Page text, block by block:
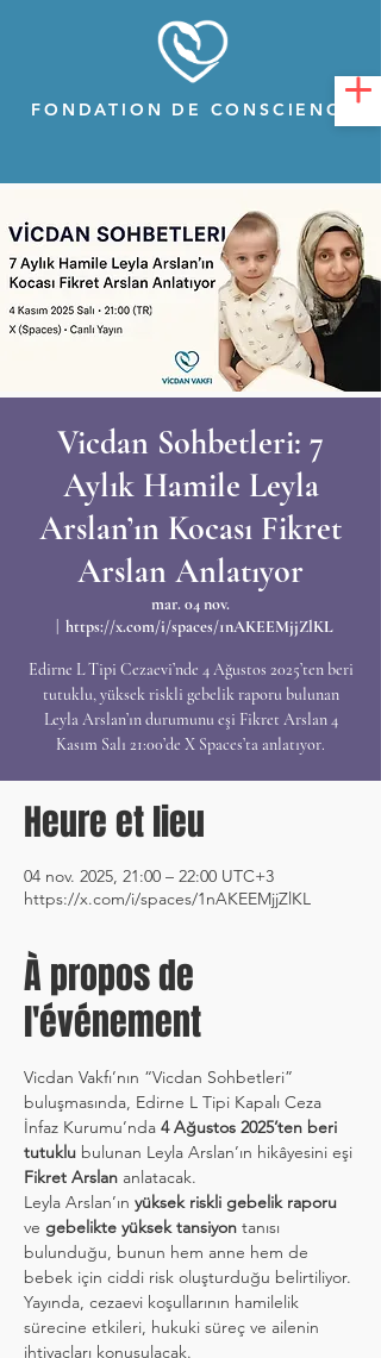
FONDATION DE CONSCIENCE
Vicdan Sohbetleri: 7
Aylık Hamile Leyla
Arslan’ın Kocası Fikret
Arslan Anlatıyor
mar. 04 nov.
https://x.com/i/spaces/1nAKEEMjjZlKL
Edirne L Tipi Cezaevi’nde 4 Ağustos 2025’ten beri
tutuklu, yüksek riskli gebelik raporu bulunan
Leyla Arslan’ın durumunu eşi Fikret Arslan 4
Kasım Salı 21:00’de X Spaces’ta anlatıyor.
Heure et lieu
04 nov. 2025, 21:00 – 22:00 UTC+3
https://x.com/i/spaces/1nAKEEMjjZlKL
À propos de
l'événement
Vicdan Vakfı’nın “Vicdan Sohbetleri”
buluşmasında, Edirne L Tipi Kapalı Ceza
İnfaz Kurumu’nda 4 Ağustos 2025’ten beri
tutuklu bulunan Leyla Arslan’ın hikâyesini eşi
Fikret Arslan anlatacak.
Leyla Arslan’ın yüksek riskli gebelik raporu
ve gebelikte yüksek tansiyon tanısı
bulunduğu, bunun hem anne hem de
bebek için ciddi risk oluşturduğu belirtiliyor.
Yayında, cezaevi koşullarının hamilelik
sürecine etkileri, hukuki süreç ve ailenin
ihtiyaçları konuşulacak.